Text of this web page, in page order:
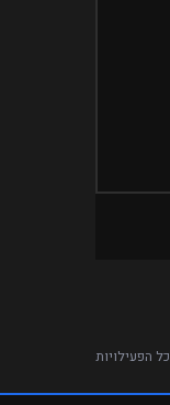
כל הפעילויות